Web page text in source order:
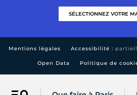
Mentions légales Accessibilité :
Open Data Politique de